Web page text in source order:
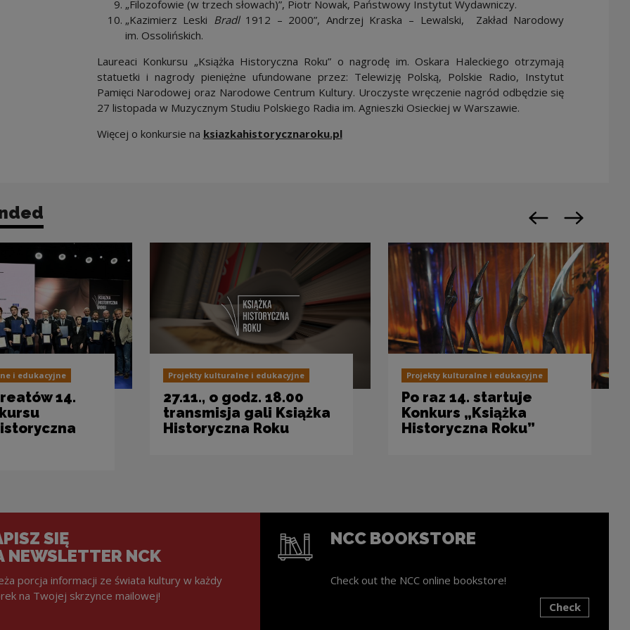
„Filozofowie (w trzech słowach)”, Piotr Nowak, Państwowy Instytut Wydawniczy.
„Kazimierz Leski Bradl1912 – 2000”, Andrzej Kraska – Lewalski, Zakład Narodowy
im. Ossolińskich.
Laureaci Konkursu „Książka Historyczna Roku” o nagrodę im. Oskara Haleckiego otrzymają
statuetki i nagrody pieniężne ufundowane przez: Telewizję Polską, Polskie Radio, Instytut
Pamięci Narodowej oraz Narodowe Centrum Kultury. Uroczyste wręczenie nagród odbędzie się
27 listopada w Muzycznym Studiu Polskiego Radia im. Agnieszki Osieckiej w Warszawie.
Więcej o konkursie na ksiazkahistorycznaroku.pl
i edukacyjne
14.
Projekty kulturalne i edukacyjne
27.11., o godz. 18.00
transmisja gali Książka
Historyczna Roku
Projekty kulturalne i edukacyjne
Po raz 14. startuje
Konkurs „Książka
Historyczna Roku”
Previous slide
Next slide
SIĘ
NEWSLETTER NCK
porcja informacji ze świata kultury w każdy
na Twojej skrzynce mailowej!
NCC BOOKSTORE
Check out the NCC online bookstore!
Check